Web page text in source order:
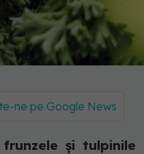
ne pe Google News
și tulpinile